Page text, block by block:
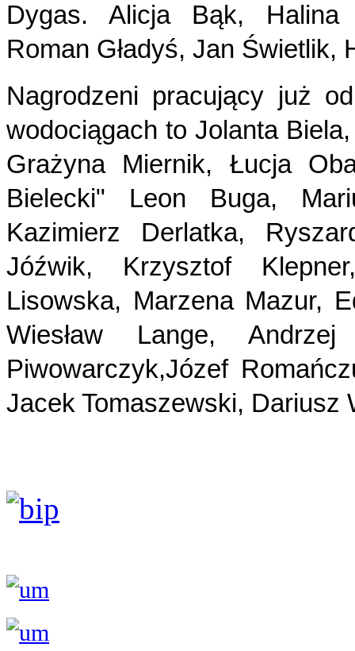
Dygas. Alicja Bąk, Halina
Roman Gładyś, Jan Świetlik,
Nagrodzeni pracujący już
wodociągach to Jolanta
Grażyna Miernik, Łucja
Bielecki" Leon Buga,
Kazimierz Derlatka,
Jóźwik, Krzysztof
Lisowska, Marzena Mazur,
Wiesław Lange, Andrzej
Piwowarczyk,Józef
Jacek Tomaszewski, Dariusz